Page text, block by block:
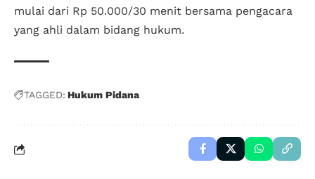
mulai dari Rp 50.000/30 menit bersama pengacara
yang ahli dalam bidang hukum.
TAGGED: Hukum Pidana